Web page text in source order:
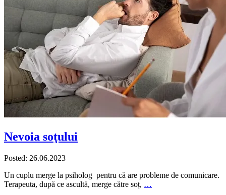
Nevoia soţului
Posted: 26.06.2023
Un cuplu merge la psiholog pentru că are probleme de comunicare.
Terapeuta, după ce ascultă, merge către soț, …